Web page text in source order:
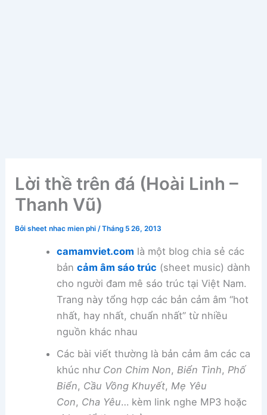
Lời thề trên đá (Hoài Linh –
Thanh Vũ)
Bởisheet nhac mien phi/Tháng 5 26, 2013
camamviet.com là một blog chia sẻ các
bản cảm âm sáo trúc (sheet music) dành
cho người đam mê sáo trúc tại Việt Nam.
Trang này tổng hợp các bản cảm âm “hot
nhất, hay nhất, chuẩn nhất” từ nhiều
nguồn khác nhau
Các bài viết thường là bản cảm âm các ca
khúc như Con Chim Non, Biển Tình, Phố
Biển, Cầu Vồng Khuyết, Mẹ Yêu
Con, Cha Yêu… kèm link nghe MP3 hoặc